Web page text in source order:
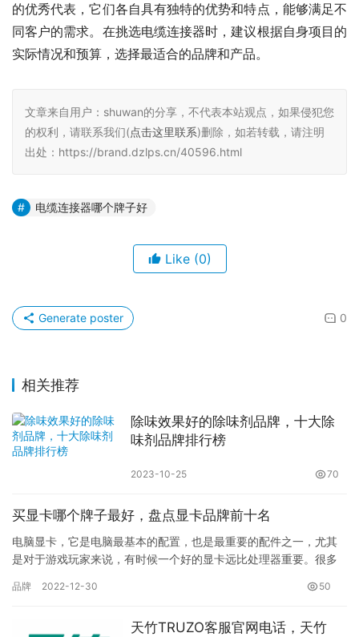
的优秀代表，它们各自具有独特的优势和特点，能够满足不
同客户的需求。在挑选电缆连接器时，建议根据自身项目的
实际情况和预算，选择最适合的品牌和产品。
文章来自用户：shuwan的分享，不代表本站观点，如果侵犯您
的权利，请联系我们(点击这里联系)删除，如若转载，请注明
出处：https://brand.dzlps.cn/40596.html
电缆连接器哪个牌子好
Like (0)
0
Generate poster
相关推荐
除味效果好的除味剂品牌，十大除
味剂品牌排行榜
2023-10-25 70
买显卡哪个牌子最好，盘点显卡品牌前十名
电脑显卡，它是电脑最基本的配置，也是最重要的配件之一，尤其
是对于游戏玩家来说，有时候一个好的显卡远比处理器重要。很多
大家…
品牌 2022-12-30 50
天竹TRUZO客服官网电话，天竹